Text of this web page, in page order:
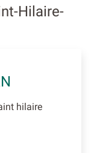
Hilaire-
hilaire